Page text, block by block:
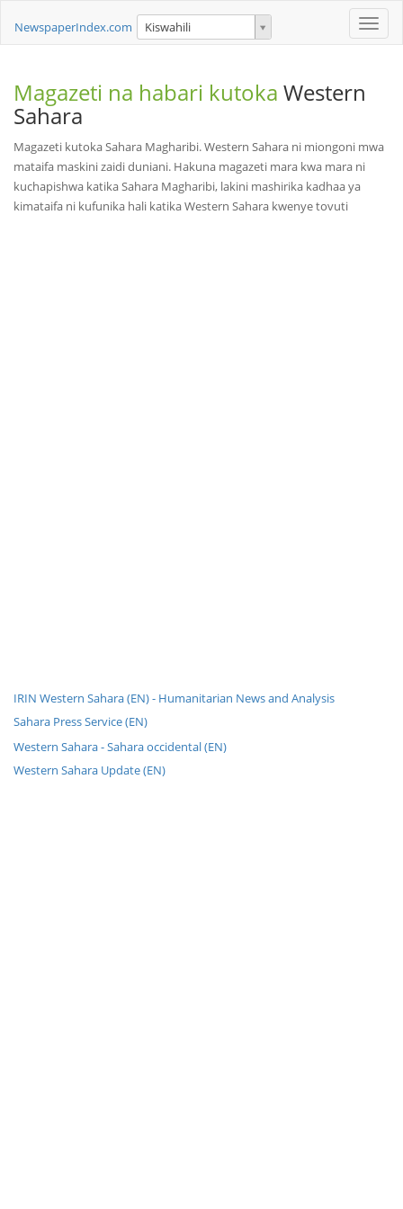
Toggle
NewspaperIndex.com Kiswahili
Magazeti na habari kutoka Western
Sahara
Magazeti kutoka Sahara Magharibi. Western Sahara ni miongoni mwa
mataifa maskini zaidi duniani. Hakuna magazeti mara kwa mara ni
kuchapishwa katika Sahara Magharibi, lakini mashirika kadhaa ya
kimataifa ni kufunika hali katika Western Sahara kwenye tovuti
IRIN Western Sahara (EN) - Humanitarian News and Analysis
Sahara Press Service (EN)
Western Sahara - Sahara occidental (EN)
Western Sahara Update (EN)